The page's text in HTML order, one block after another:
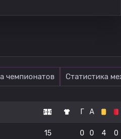
чемпионатов Статистика
Г А
15 0 0 4 0